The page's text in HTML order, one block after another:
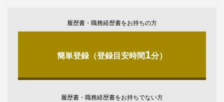
履歴書・職務経歴書をお持ちの方
簡単登録（登録目安時間1分）
履歴書・職務経歴書をお持ちでない方